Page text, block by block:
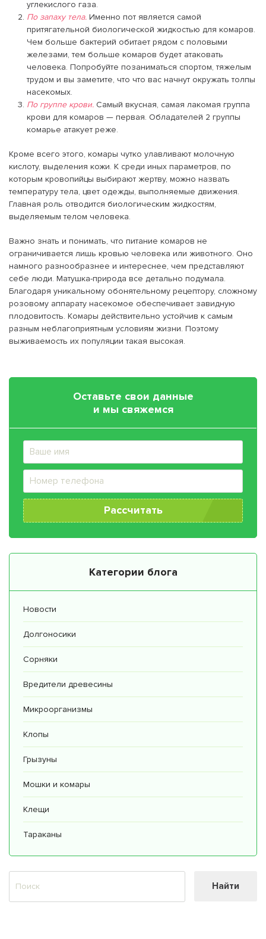
углекислого газа.
По запаху тела. Именно пот является самой
притягательной биологической жидкостью для комаров.
Чем больше бактерий обитает рядом с половыми
железами, тем больше комаров будет атаковать
человека. Попробуйте позаниматься спортом, тяжелым
трудом и вы заметите, что что вас начнут окружать толпы
насекомых.
По группе крови. Самый вкусная, самая лакомая группа
крови для комаров — первая. Обладателей 2 группы
комарье атакует реже.
Кроме всего этого, комары чутко улавливают молочную
кислоту, выделения кожи. К среди иных параметров, по
которым кровопийцы выбирают жертву, можно назвать
температуру тела, цвет одежды, выполняемые движения.
Главная роль отводится биологическим жидкостям,
выделяемым телом человека.
Важно знать и понимать, что питание комаров не
ограничивается лишь кровью человека или животного. Оно
намного разнообразнее и интереснее, чем представляют
себе люди. Матушка-природа все детально подумала.
Благодаря уникальному обонятельному рецептору, сложному
розовому аппарату насекомое обеспечивает завидную
плодовитость. Комары действительно устойчив к самым
разным неблагоприятным условиям жизни. Поэтому
выживаемость их популяции такая высокая.
Оставьте свои данные
и мы свяжемся
Рассчитать
Категории блога
Новости
Долгоносики
Сорняки
Вредители древесины
Микроорганизмы
Клопы
Грызуны
Мошки и комары
Клещи
Тараканы
Найти